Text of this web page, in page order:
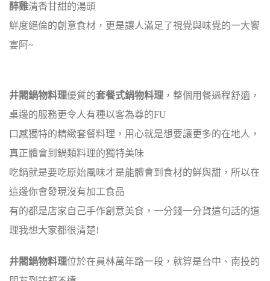
醉雞清香甘甜的湯頭
鮮度絕倫的創意食材，更是讓人滿足了視覺與味覺的一大饗
宴阿~
井閣鍋物料理優質的套餐式鍋物料理 ，整個用餐過程舒適，
桌邊的服務更令人有種以客為尊的FU
口感獨特的精緻套餐料理，用心就是想要讓更多的在地人，
真正體會到鍋類料理的獨特美味
吃鍋就是要吃原始風味才是能體會到食材的鮮與甜，所以在
這邊你會發現沒有加工食品
有的都是店家自己手作創意美食，一分錢一分貨這句話的道
理我想大家都很清楚!
井閣鍋物料理位於在員林萬年路一段，就算是台中、南投的